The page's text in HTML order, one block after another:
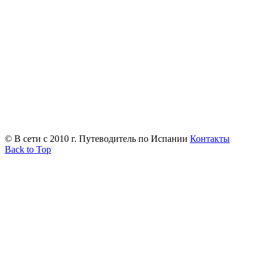
© В сети с 2010 г. Путеводитель по Испании Контакты
Back to Top